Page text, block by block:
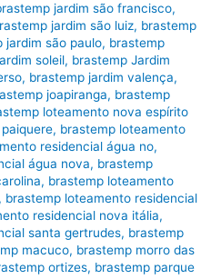
jardim são francisco,
jardim são luiz, brastemp
jardim são paulo, brastemp
soleil, brastemp Jardim
, brastemp jardim valença,
joapiranga, brastemp
loteamento nova espírito
, brastemp loteamento
residencial água no,
água nova, brastemp
, brastemp loteamento
, brastemp loteamento residencial
residencial nova itália,
santa gertrudes, brastemp
macuco, brastemp morro das
ortizes, brastemp parque